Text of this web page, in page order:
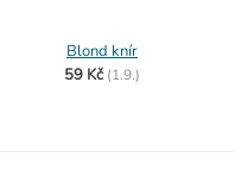
Blond knír
59 Kč (1.9.)